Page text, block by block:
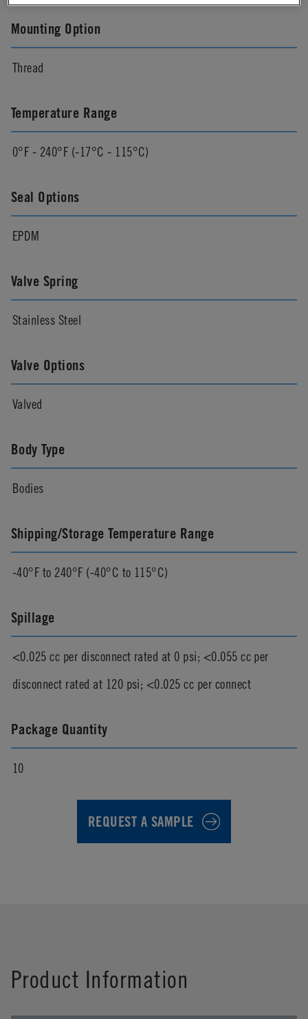
Mounting Option
Thread
Temperature Range
0°F - 240°F (-17°C - 115°C)
Seal Options
EPDM
Valve Spring
Stainless Steel
Valve Options
Valved
Body Type
Bodies
Shipping/Storage Temperature Range
-40°F to 240°F (-40°C to 115°C)
Spillage
<0.025 cc per disconnect rated at 0 psi; <0.055 cc per
disconnect rated at 120 psi; <0.025 cc per connect
Package Quantity
10
REQUEST A SAMPLE
Last Name *
Product Information